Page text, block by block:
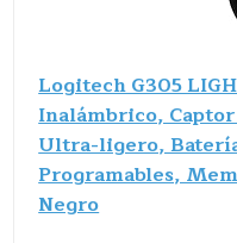
Logitech G305
Inalámbrico,
Ultra-ligero,
Programables,
Negro